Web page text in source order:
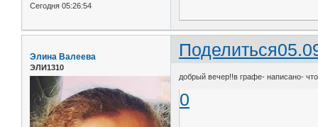
Сегодня 05:26:54
Поделиться
Элина Валеева
ЭЛИ1310
добрый вечер!!в графе- написано-
0